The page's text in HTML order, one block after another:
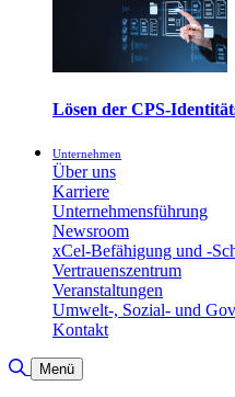
Lösen der CPS-
Unternehmen
Über uns
Karriere
Unternehmensführung
Newsroom
xCel-Befähigung und -
Vertrauenszentrum
Veranstaltungen
Umwelt-, Sozial- und
Kontakt
Suche umschalten
Menü